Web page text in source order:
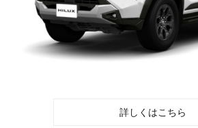
詳しくはこちら